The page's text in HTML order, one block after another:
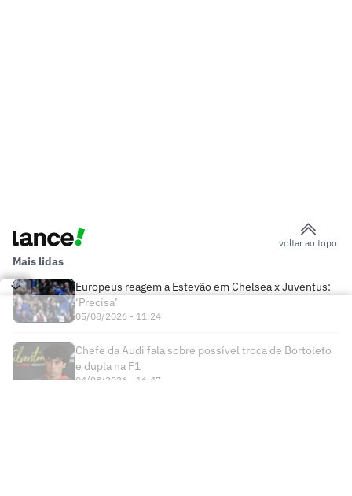
voltar ao topo
Mais lidas
Europeus reagem a Estevão em Chelsea x Juventus:
‘Precisa’
05/08/2026 - 11:24
Chefe da Audi fala sobre possível troca de Bortoleto
e dupla na F1
04/08/2026 - 16:47